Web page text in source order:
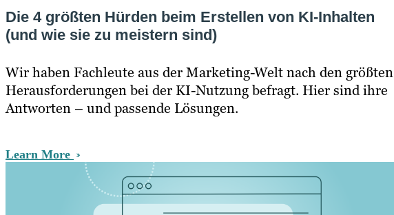
Die 4 größten Hürden beim Erstellen von KI-Inhalten
(und wie sie zu meistern sind)
Wir haben Fachleute aus der Marketing-Welt nach den größten
Herausforderungen bei der KI-Nutzung befragt. Hier sind ihre
Antworten – und passende Lösungen.
Learn More